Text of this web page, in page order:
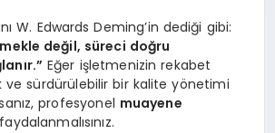
W. Edwards Deming’in dediği gibi:
değil, süreci doğru
Eğer işletmenizin rekabet
ve sürdürülebilir bir kalite yönetimi
profesyonel muayene